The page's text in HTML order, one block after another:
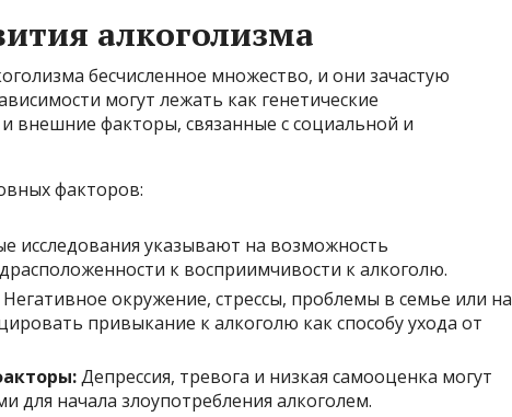
алкоголизма
бесчисленное множество, и они зачастую
могут лежать как генетические
внешние факторы, связанные с социальной и
факторов:
исследования указывают на возможность
к восприимчивости к алкоголю.
Негативное окружение, стрессы, проблемы в семье или на
привыкание к алкоголю как способу ухода от
Депрессия, тревога и низкая самооценка могут
для начала злоупотребления алкоголем.